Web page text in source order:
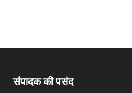
संपादक की पसंद